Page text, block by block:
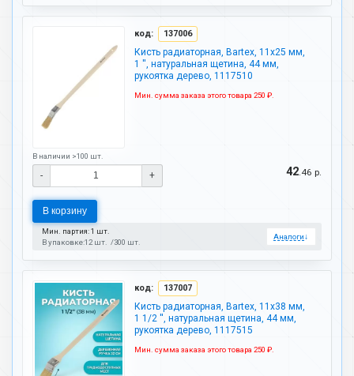
код: 137006
Кисть радиаторная, Bartex, 11х25 мм,
1 '', натуральная щетина, 44 мм,
рукоятка дерево, 1117510
Мин. сумма заказа этого товара 250 ₽.
В наличии >100 шт.
- + 42.46 р.
В корзину
Мин. партия: 1 шт.
В упаковке:12 шт. 300 шт.
Аналоги↓
код: 137007
Кисть радиаторная, Bartex, 11х38 мм,
1 1/2 '', натуральная щетина, 44 мм,
рукоятка дерево, 1117515
Мин. сумма заказа этого товара 250 ₽.